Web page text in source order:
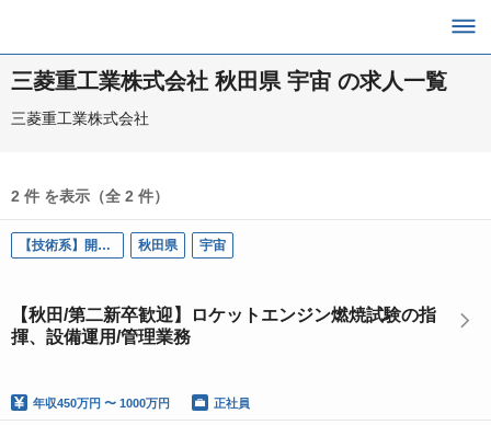
三菱重工業株式会社 秋田県 宇宙 の求人一覧
三菱重工業株式会社
2 件 を表示（全 2 件）
【技術系】開発試験 秋田県 宇宙
【秋田/第二新卒歓迎】ロケットエンジン燃焼試験の指
揮、設備運用/管理業務
年収450万円 〜 1000万円 正社員